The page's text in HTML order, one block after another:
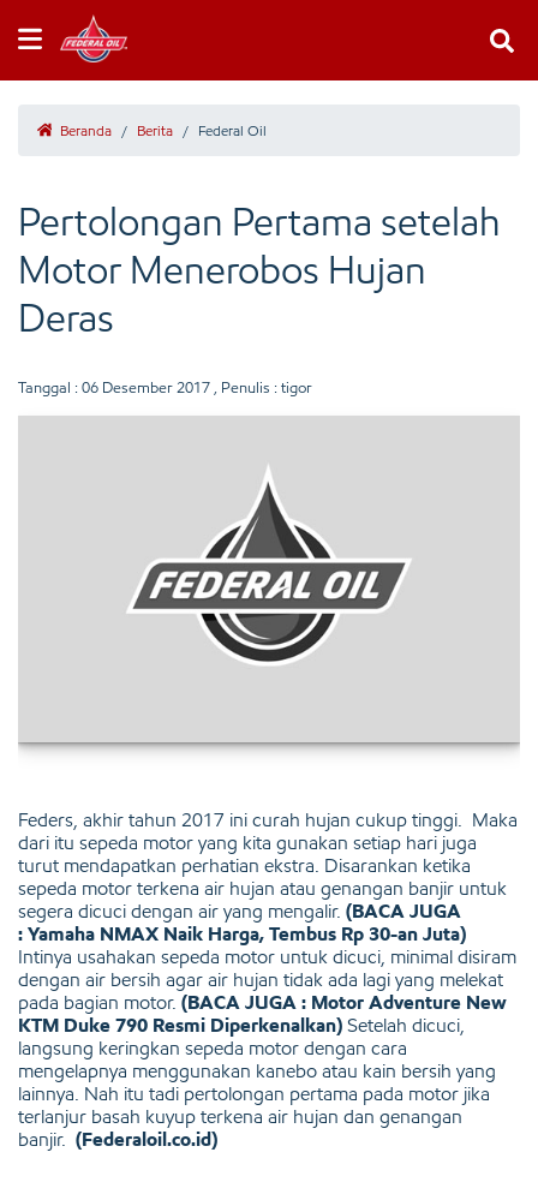
Beranda / Berita / Federal Oil
Pertolongan Pertama setelah
Motor Menerobos Hujan
Deras
Tanggal : 06 Desember 2017 , Penulis : tigor
Feders, akhir tahun 2017 ini curah hujan cukup tinggi. Maka
dari itu sepeda motor yang kita gunakan setiap hari juga
turut mendapatkan perhatian ekstra. Disarankan ketika
sepeda motor terkena air hujan atau genangan banjir untuk
segera dicuci dengan air yang mengalir. (BACA JUGA
: Yamaha NMAX Naik Harga, Tembus Rp 30-an Juta)
Intinya usahakan sepeda motor untuk dicuci, minimal disiram
dengan air bersih agar air hujan tidak ada lagi yang melekat
pada bagian motor. (BACA JUGA : Motor Adventure New
KTM Duke 790 Resmi Diperkenalkan) Setelah dicuci,
langsung keringkan sepeda motor dengan cara
mengelapnya menggunakan kanebo atau kain bersih yang
lainnya. Nah itu tadi pertolongan pertama pada motor jika
terlanjur basah kuyup terkena air hujan dan genangan
banjir. (Federaloil.co.id)